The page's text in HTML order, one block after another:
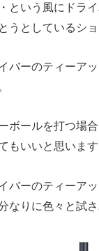
・という風にドラ
うとしているシ
バーのティーア
ボールを打つ場
もいいと思います
バーのティーア
なりに色々と試